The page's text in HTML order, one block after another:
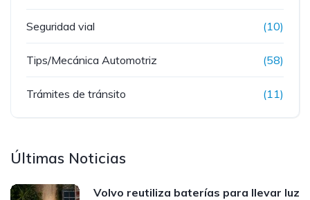
Seguridad vial (10)
Tips/Mecánica Automotriz (58)
Trámites de tránsito (11)
Últimas Noticias
Volvo reutiliza baterías para llevar luz